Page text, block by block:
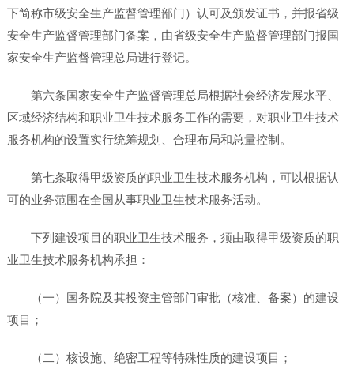
下简称市级安全生产监督管理部门）认可及颁发证书，并报省级
安全生产监督管理部门备案，由省级安全生产监督管理部门报国
家安全生产监督管理总局进行登记。
第六条国家安全生产监督管理总局根据社会经济发展水平、
区域经济结构和职业卫生技术服务工作的需要，对职业卫生技术
服务机构的设置实行统筹规划、合理布局和总量控制。
第七条取得甲级资质的职业卫生技术服务机构，可以根据认
可的业务范围在全国从事职业卫生技术服务活动。
下列建设项目的职业卫生技术服务，须由取得甲级资质的职
业卫生技术服务机构承担：
（一）国务院及其投资主管部门审批（核准、备案）的建设
项目；
（二）核设施、绝密工程等特殊性质的建设项目；